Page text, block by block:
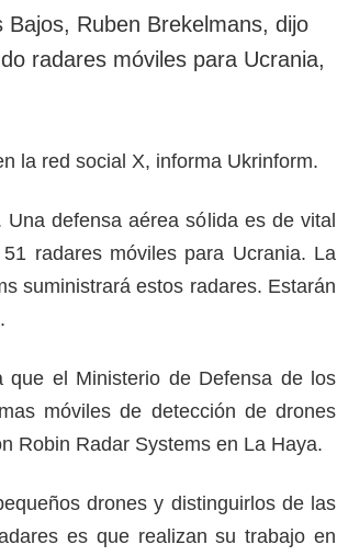
Ruben Brekelmans, dijo
radares móviles para Ucrania,
la red social X, informa Ukrinform.
defensa aérea sólida es de vital
radares móviles para Ucrania. La
suministrará estos radares. Estarán
el Ministerio de Defensa de los
móviles de detección de drones
Robin Radar Systems en La Haya.
drones y distinguirlos de las
es que realizan su trabajo en